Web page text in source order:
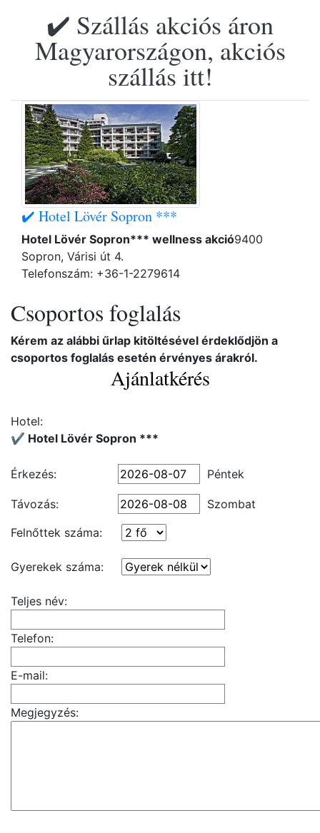
✔️ Szállás akciós áron
Magyarországon, akciós
szállás itt!
✔️ Hotel Lövér Sopron ***
Hotel Lövér Sopron*** wellness akció9400
Sopron, Várisi út 4.
Telefonszám: +36-1-2279614
Csoportos foglalás
Kérem az alábbi űrlap kitöltésével érdeklődjön a
csoportos foglalás esetén érvényes árakról.
Ajánlatkérés
Hotel:
✔️ Hotel Lövér Sopron ***
Érkezés: Péntek
Távozás:
Szombat
Felnőttek száma:
Gyerekek száma:
Teljes név:
Telefon:
E-mail:
Megjegyzés: